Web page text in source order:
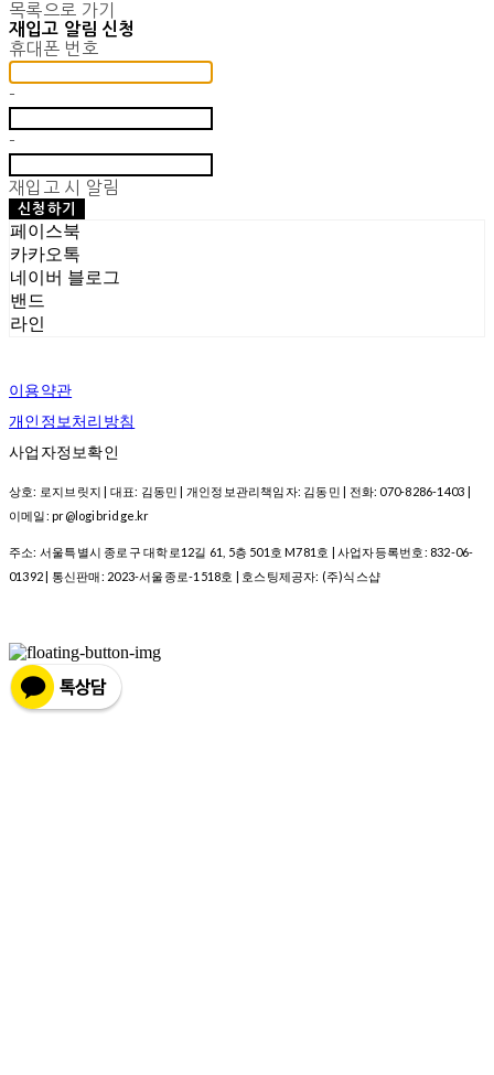
목록으로 가기
재입고 알림 신청
휴대폰 번호
-
-
재입고 시 알림
신청하기
페이스북
카카오톡
네이버 블로그
밴드
라인
이용약관
개인정보처리방침
사업자정보확인
상호: 로지브릿지 | 대표: 김동민 | 개인정보관리책임자: 김동민 | 전화: 070-8286-1403 |
이메일: pr@logibridge.kr
주소: 서울특별시 종로구 대학로12길 61, 5층 501호 M781호 | 사업자등록번호: 832-06-
01392 | 통신판매: 2023-서울종로-1518호 | 호스팅제공자: (주)식스샵